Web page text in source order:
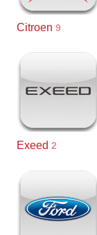
Citroen 9
Exeed 2